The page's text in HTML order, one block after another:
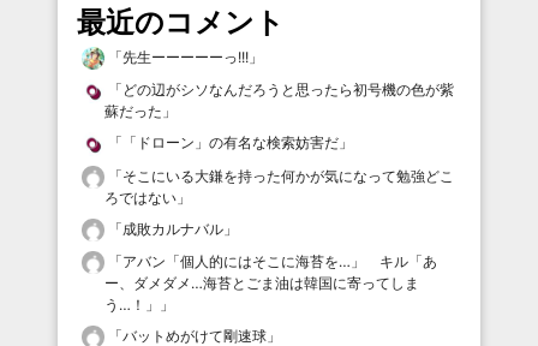
最近のコメント
「先生ーーーーーっ!!! 」
「 どの辺がシソなんだろうと思ったら初号機の色が紫
蘇だった 」
「 「ドローン」の有名な検索妨害だ 」
「そこにいる大鎌を持った何かが気になって勉強どこ
ろではない 」
「成敗カルナバル 」
「アバン「個人的にはそこに海苔を…」 キル「あ
ー、ダメダメ…海苔とごま油は韓国に寄ってしま
う…！」
」
「バットめがけて剛速球 」